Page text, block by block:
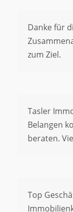
Danke für
zum Ziel.
Tasler
Belangen
beraten.
Top